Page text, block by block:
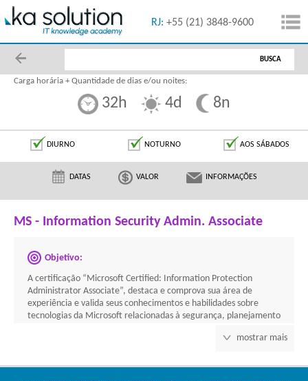
(11) 5091-1616 RJ: +55 (21) 3848-9600
BUSCA
Carga horária + Quantidade de dias e/ou noites:
32h 4d 8n
DIURNO NOTURNO AOS SÁBADOS
DATAS VALOR INFORMAÇÕES
MS - Information Security Admin. Associate
Objetivo:
A certificação “Microsoft Certified: Information Protection
Administrator Associate”, destaca e comprova sua área de
experiência e valida seus conhecimentos e habilidades sobre
tecnologias da Microsoft relacionadas à segurança, planejamento
Benefícios:
mostrar mais